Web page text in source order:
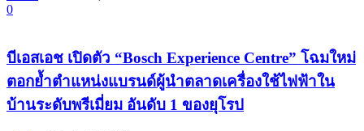
0
บีเอสเอช เปิดตัว “Bosch Experience Centre” โฉมใหม่
ตอกย้ำตำแหน่งแบรนด์ผู้นำตลาดเครื่องใช้ไฟฟ้าใน
บ้านระดับพรีเมี่ยม อันดับ 1 ของยุโรป